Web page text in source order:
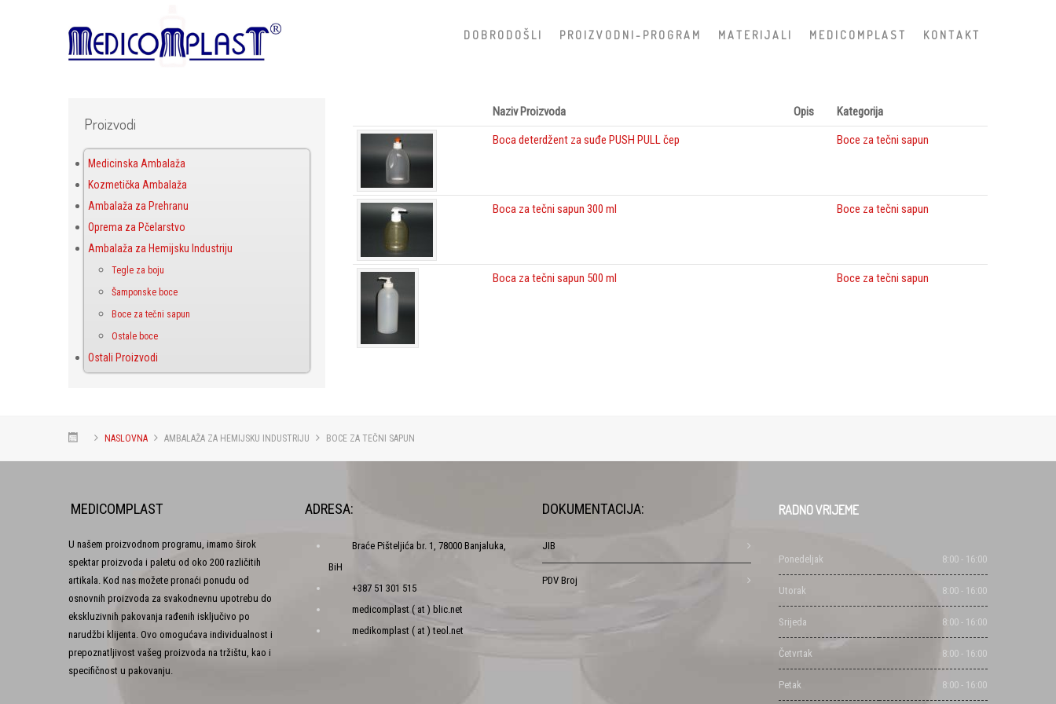
D O B R O D O Š L I P R O I Z V O D N I - P R O G R A M M A T E R I J A L I M E D I C O M P L A S T K O N T A K T
Naziv Proizvoda Opis
Kategorija
Boca deterdžent za suđe PUSH PULL čep
Boce za tečni sapun
Boca za tečni sapun 300 ml Boce za tečni sapun
Boca za tečni sapun 500 ml Boce za tečni sapun
Proizvodi
Medicinska Ambalaža
Kozmetička Ambalaža
Ambalaža za Prehranu
Oprema za Pčelarstvo
Ambalaža za Hemijsku Industriju
Tegle za boju
Šamponske boce
Boce za tečni sapun
Ostale boce
Ostali Proizvodi
NASLOVNA AMBALAŽA ZA HEMIJSKU INDUSTRIJU BOCE ZA TEČNI SAPUN
MEDICOMPLAST
U našem proizvodnom programu, imamo širok
spektar proizvoda i paletu od oko 200 različitih
artikala. Kod nas možete pronaći ponudu od
osnovnih proizvoda za svakodnevnu upotrebu do
ekskluzivnih pakovanja rađenih isključivo po
narudžbi klijenta. Ovo omogućava individualnost i
prepoznatljivost vašeg proizvoda na tržištu, kao i
specifičnost u pakovanju.
ADRESA:
Braće Pišteljića br. 1, 78000 Banjaluka,
BiH
+387 51 301 515
medicomplast ( at ) blic.net
medikomplast ( at ) teol.net
DOKUMENTACIJA:
JIB
PDV Broj
RADNOVRIJEME
Ponedeljak 8:00 - 16:00
Utorak 8:00 - 16:00
Srijeda 8:00 - 16:00
Četvrtak 8:00 - 16:00
Petak 8:00 - 16:00